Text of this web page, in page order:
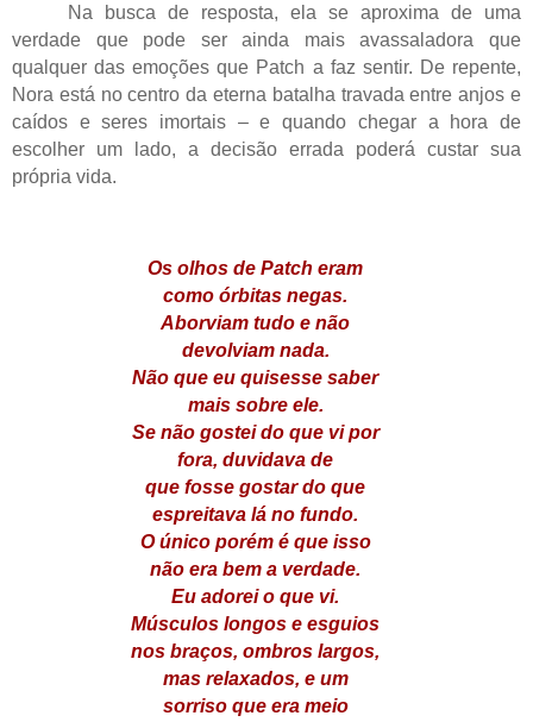
Na busca de resposta, ela se aproxima de uma
verdade que pode ser ainda mais avassaladora que
qualquer das emoções que Patch a faz sentir. De repente,
Nora está no centro da eterna batalha travada entre anjos e
caídos e seres imortais – e quando chegar a hora de
escolher um lado, a decisão errada poderá custar sua
própria vida.
Os olhos de Patch eram
como órbitas negas.
Aborviam tudo e não
devolviam nada.
Não que eu quisesse saber
mais sobre ele.
Se não gostei do que vi por
fora, duvidava de
que fosse gostar do que
espreitava lá no fundo.
O único porém é que isso
não era bem a verdade.
Eu adorei o que vi.
Músculos longos e esguios
nos braços, ombros largos,
mas relaxados, e um
sorriso que era meio